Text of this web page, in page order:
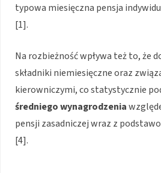
typowa miesięczna pensja
[1].
Na rozbieżność wpływa też to, że
składniki niemiesięczne oraz
kierowniczymi, co statystycznie
średniego wynagrodzenia
pensji zasadniczej wraz z
[4].